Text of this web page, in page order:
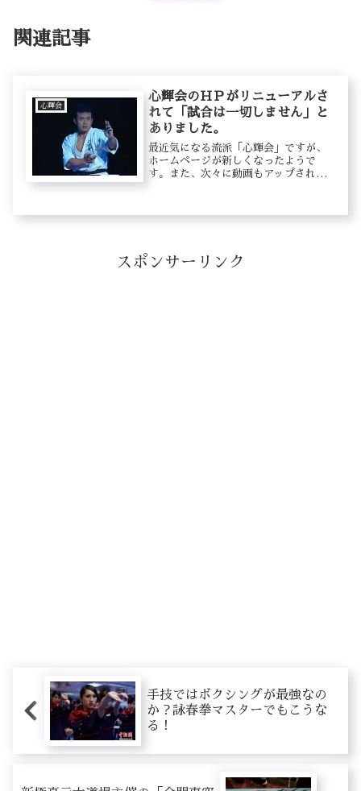
関連記事
心輝会
心輝会のＨＰがリニューアルさ
れて「試合は一切しません」と
ありました。
最近気になる流派「心輝会」ですが、
ホームページが新しくなったようで
す。また、次々に動画もアップされて
スポンサーリンク
手技ではボクシングが最強なの
か？詠春拳マスターでもこうな
る！